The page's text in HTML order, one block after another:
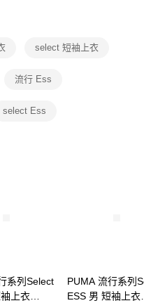
結帳頁面顯示為準，若有關於
問，請聯繫「AFTEE先享後付
support/home
AFTEE先享後付」服務完成之交
或監護人之同意方可使用
起之損失，本公司不負相關責
select 短袖上衣
流行 Ess
select Ess
系列Select
上衣
PUMA 流行系列
ESS 男 短袖上衣